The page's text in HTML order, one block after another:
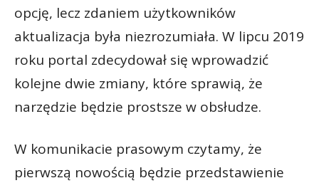
opcję, lecz zdaniem użytkowników
aktualizacja była niezrozumiała. W lipcu 2019
roku portal zdecydował się wprowadzić
kolejne dwie zmiany, które sprawią, że
narzędzie będzie prostsze w obsłudze.
W komunikacie prasowym czytamy, że
pierwszą nowością będzie przedstawienie